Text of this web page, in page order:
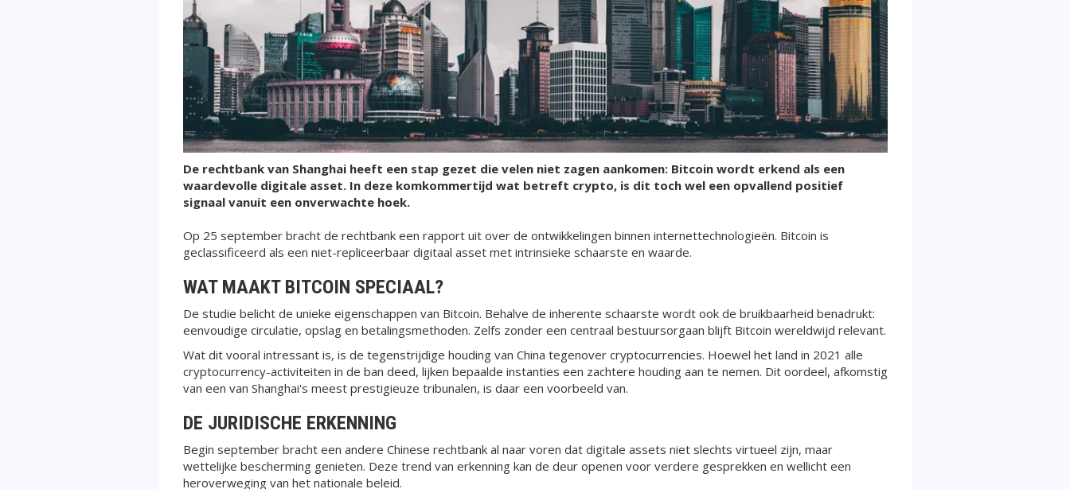
De rechtbank van Shanghai heeft een stap gezet die velen niet zagen aankomen: Bitcoin wordt erkend als een
waardevolle digitale asset. In deze komkommertijd wat betreft crypto, is dit toch wel een opvallend positief
signaal vanuit een onverwachte hoek.
Op 25 september bracht de rechtbank een rapport uit over de ontwikkelingen binnen internettechnologieën. Bitcoin is
geclassificeerd als een niet-repliceerbaar digitaal asset met intrinsieke schaarste en waarde.
WAT MAAKT BITCOIN SPECIAAL?
De studie belicht de unieke eigenschappen van Bitcoin. Behalve de inherente schaarste wordt ook de bruikbaarheid benadrukt:
eenvoudige circulatie, opslag en betalingsmethoden. Zelfs zonder een centraal bestuursorgaan blijft Bitcoin wereldwijd relevant.
Wat dit vooral intressant is, is de tegenstrijdige houding van China tegenover cryptocurrencies. Hoewel het land in 2021 alle
cryptocurrency-activiteiten in de ban deed, lijken bepaalde instanties een zachtere houding aan te nemen. Dit oordeel, afkomstig
van een van Shanghai's meest prestigieuze tribunalen, is daar een voorbeeld van.
DE JURIDISCHE ERKENNING
Begin september bracht een andere Chinese rechtbank al naar voren dat digitale assets niet slechts virtueel zijn, maar
wettelijke bescherming genieten. Deze trend van erkenning kan de deur openen voor verdere gesprekken en wellicht een
heroverweging van het nationale beleid.